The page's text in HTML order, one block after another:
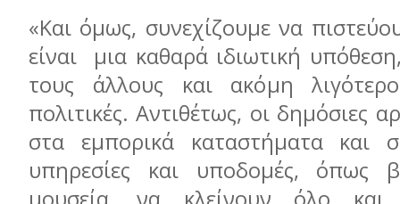
«Και όμως, συνεχίζουμε να
είναι μια καθαρά ιδιωτική
τους άλλους και ακόμη
πολιτικές. Αντιθέτως, οι δημόσιες
στα εμπορικά καταστήματα και
υπηρεσίες και υποδομές, όπως